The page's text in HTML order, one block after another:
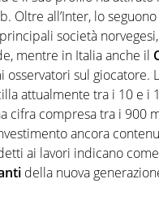
Oltre all’Inter, lo
società
mentre in Italia anche il
osservatori sul giocatore.
attualmente tra i 10 e i
cifra compresa tra i 900
ancora
ai lavori indicano come
della nuova